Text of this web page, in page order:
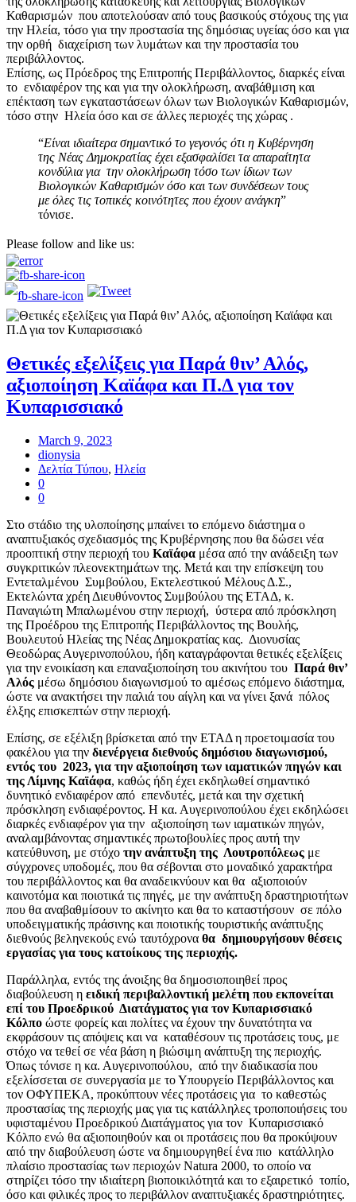
Καθαρισμών που αποτελούσαν από τους βασικούς στόχους της για
την Ηλεία, τόσο για την προστασία της δημόσιας υγείας όσο και για
την ορθή διαχείριση των λυμάτων και την προστασία του
περιβάλλοντος.
Επίσης, ως Πρόεδρος της Επιτροπής Περιβάλλοντος, διαρκές είναι
το ενδιαφέρον της και για την ολοκλήρωση, αναβάθμιση και
επέκταση των εγκαταστάσεων όλων των Βιολογικών Καθαρισμών,
τόσο στην Ηλεία όσο και σε άλλες περιοχές της χώρας .
“Είναι ιδιαίτερα σημαντικό το γεγονός ότι η Κυβέρνηση
της Νέας Δημοκρατίας έχει εξασφαλίσει τα απαραίτητα
κονδύλια για την ολοκλήρωση τόσο των ίδιων των
Βιολογικών Καθαρισμών όσο και των συνδέσεων τους
μεόλες τις τοπικές κοινότητες που έχουν ανάγκη”
τόνισε.
Please follow and like us:
Θετικές εξελίξεις για Παρά θιν’ Αλός,
αξιοποίηση Καϊάφα και Π.Δ για τον
Κυπαρισσιακό
March 9, 2023
dionysia
Δελτία Τύπου, Ηλεία
0
0
Στο στάδιο της υλοποίησης μπαίνει το επόμενο διάστημα ο
αναπτυξιακός σχεδιασμός της Κpυβέρνησης που θα δώσει νέα
προοπτική στην περιοχή του Καϊάφα μέσα από την ανάδειξη των
συγκριτικών πλεονεκτημάτων της. Μετά και την επίσκεψη του
Εντεταλμένου Συμβούλου, Εκτελεστικού Μέλους Δ.Σ.,
Εκτελώντα χρέη Διευθύνοντος Συμβούλου της ΕΤΑΔ, κ.
Παναγιώτη Μπαλωμένου στην περιοχή, ύστερα από πρόσκληση
της Προέδρου της Επιτροπής Περιβάλλοντος της Βουλής,
Βουλευτού Ηλείας της Νέας Δημοκρατίας κας. Διονυσίας
Θεοδώρας Αυγερινοπούλου, ήδη καταγράφονται θετικές εξελίξεις
για την ενοικίαση και επαναξιοποίηση του ακινήτου του Παρά θιν’
Αλός μέσω δημόσιου διαγωνισμού το αμέσως επόμενο διάστημα,
ώστε να ανακτήσει την παλιά του αίγλη και να γίνει ξανά πόλος
έλξης επισκεπτών στην περιοχή.
Επίσης, σε εξέλιξη βρίσκεται από την ΕΤΑΔ η προετοιμασία του
φακέλου για την διενέργεια διεθνούς δημόσιου διαγωνισμού,
εντός του 2023, για την αξιοποίηση των ιαματικών πηγών και
της Λίμνης Καϊάφα, καθώς ήδη έχει εκδηλωθεί σημαντικό
δυνητικό ενδιαφέρον από επενδυτές, μετά και την σχετική
πρόσκληση ενδιαφέροντος. Η κα. Αυγερινοπούλου έχει εκδηλώσει
διαρκές ενδιαφέρον για την αξιοποίηση των ιαματικών πηγών,
αναλαμβάνοντας σημαντικές πρωτοβουλίες προς αυτή την
κατεύθυνση, με στόχο την ανάπτυξη της Λουτροπόλεως με
σύγχρονες υποδομές, που θα σέβονται στο μοναδικό χαρακτήρα
του περιβάλλοντος και θα αναδεικνύουν και θα αξιοποιούν
καινοτόμα και ποιοτικά τις πηγές, με την ανάπτυξη δραστηριοτήτων
που θα αναβαθμίσουν το ακίνητο και θα το καταστήσουν σε πόλο
υποδειγματικής πράσινης και ποιοτικής τουριστικής ανάπτυξης
διεθνούς βεληνεκούς ενώ ταυτόχρονα θα δημιουργήσουν θέσεις
εργασίας για τους κατοίκους της περιοχής.
Παράλληλα, εντός της άνοιξης θα δημοσιοποιηθεί προς
διαβούλευση η ειδική περιβαλλοντική μελέτη που εκπονείται
επί του Προεδρικού Διατάγματος για τον Κυπαρισσιακό
Κόλπο ώστε φορείς και πολίτες να έχουν την δυνατότητα να
εκφράσουν τις απόψεις και να καταθέσουν τις προτάσεις τους, με
στόχο να τεθεί σε νέα βάση η βιώσιμη ανάπτυξη της περιοχής.
Όπως τόνισε η κα. Αυγερινοπούλου, από την διαδικασία που
εξελίσσεται σε συνεργασία με το Υπουργείο Περιβάλλοντος και
τον ΟΦΥΠΕΚΑ, προκύπτουν νέες προτάσεις για το καθεστώς
προστασίας της περιοχής μας για τις κατάλληλες τροποποιήσεις του
υφισταμένου Προεδρικού Διατάγματος για τον Κυπαρισσιακό
Κόλπο ενώ θα αξιοποιηθούν και οι προτάσεις που θα προκύψουν
από την διαβούλευση ώστε να δημιουργηθεί ένα πιο κατάλληλο
πλαίσιο προστασίας των περιοχών Natura 2000, το οποίο να
στηρίζει τόσο την ιδιαίτερη βιοποικιλότητά και το εξαιρετικό τοπίο,
όσο και φιλικές προς το περιβάλλον αναπτυξιακές δραστηριότητες.